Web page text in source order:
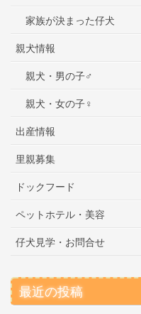
家族が決まった仔犬
親犬情報
親犬・男の子♂
親犬・女の子♀
出産情報
里親募集
ドックフード
ペットホテル・美容
仔犬見学・お問合せ
最近の投稿